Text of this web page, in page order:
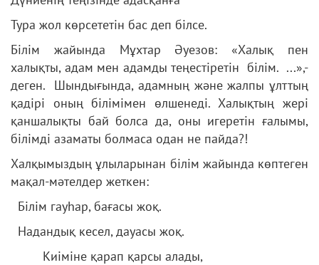
Тура жол көрсететін бас деп білсе.
Білім жайында Мұхтар Әуезов: «Халық пен
халықты, адам мен адамды теңестіретін білім. ...»,-
деген. Шындығында, адамның және жалпы ұлттың
қадірі оның білімімен өлшенеді. Халықтың жері
қаншалықты бай болса да, оны игеретін ғалымы,
білімді азаматы болмаса одан не пайда?!
Халқымыздың ұлыларынан білім жайында көптеген
мақал-мәтелдер жеткен:
Білім гауһар, бағасы жоқ.
Надандық кесел, дауасы жоқ.
Киіміне қарап қарсы алады,